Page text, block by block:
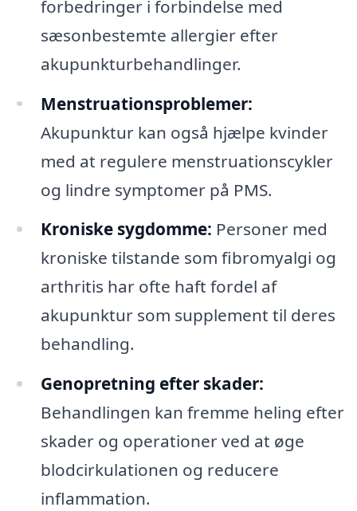
forbedringer i forbindelse med
sæsonbestemte allergier efter
akupunkturbehandlinger.
Menstruationsproblemer:
Akupunktur kan også hjælpe kvinder
med at regulere menstruationscykler
og lindre symptomer på PMS.
Kroniske sygdomme: Personer med
kroniske tilstande som fibromyalgi og
arthritis har ofte haft fordel af
akupunktur som supplement til deres
behandling.
Genopretning efter skader:
Behandlingen kan fremme heling efter
skader og operationer ved at øge
blodcirkulationen og reducere
inflammation.